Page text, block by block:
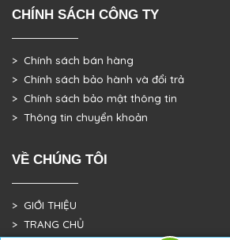
CHÍNH SÁCH CÔNG TY
> Chính sách bán hàng
> Chính sách bảo hành và đổi trả
> Chính sách bảo mật thông tin
> Thông tin chuyển khoản
VỀ CHÚNG TÔI
> GIỚI THIỆU
> TRANG CHỦ